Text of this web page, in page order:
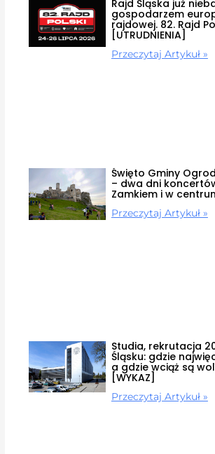
Rajd Śląska już
gospodarzem
rajdowej. 82. Rajd
[UTRUDNIENIA]
Przeczytaj Artykuł »
Święto Gminy
– dwa dni
Zamkiem i w
Przeczytaj Artykuł »
Studia, rekrutacja
Śląsku: gdzie
a gdzie wciąż są
[WYKAZ]
Przeczytaj Artykuł »